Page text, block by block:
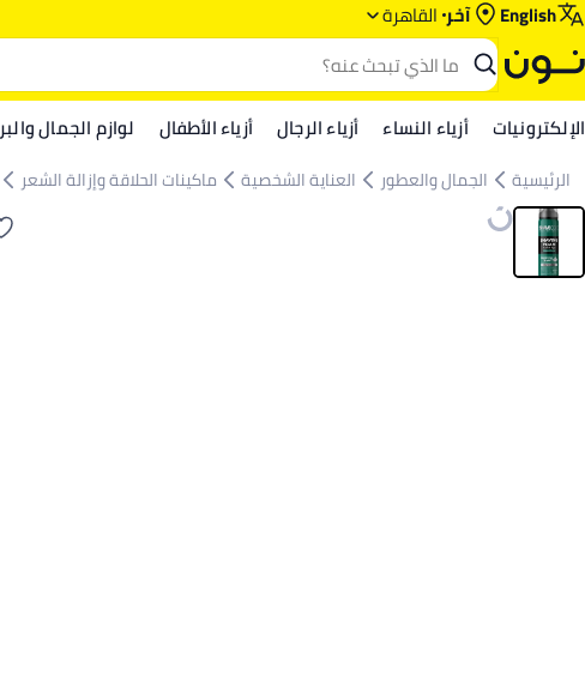
English آخر القاهرة
الإلكترونيات أزياء النساء أزياء الرجال أزياء الأطفال لوازم الجمال
الرئيسية الجمال والعطور العناية الشخصية ماكينات الحلاقة وإزالة الشعر